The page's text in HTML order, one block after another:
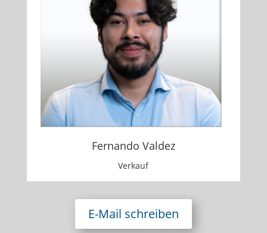
Fernando Valdez
Verkauf
E-Mail schreiben